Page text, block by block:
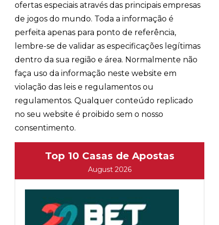
ofertas especiais através das principais empresas
de jogos do mundo. Toda a informação é
perfeita apenas para ponto de referência,
lembre-se de validar as especificações legítimas
dentro da sua região e área. Normalmente não
faça uso da informação neste website em
violação das leis e regulamentos ou
regulamentos. Qualquer conteúdo replicado
no seu website é proibido sem o nosso
consentimento.
Top 10 Casas de Apostas
August 2026